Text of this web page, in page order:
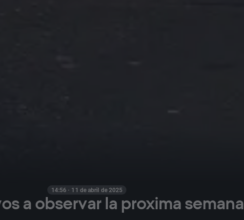
14:56 · 11 de abril de 2025
a observar la proxima semana